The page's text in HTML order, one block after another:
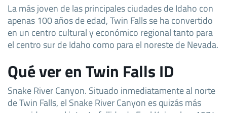
La más joven de las principales ciudades de Idaho con
apenas 100 años de edad, Twin Falls se ha convertido
en un centro cultural y económico regional tanto para
el centro sur de Idaho como para el noreste de Nevada.
Qué ver en Twin Falls ID
Snake River Canyon. Situado inmediatamente al norte
de Twin Falls, el Snake River Canyon es quizás más